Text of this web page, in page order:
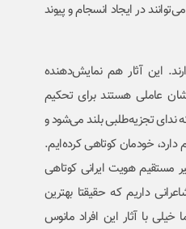
در ایجاد انسجام و پیوند
این آثار هم نمایش‌دهنده
عاملی هستند برای تحکیم
ندای تجزیه‌طلبی بلند می‌شود و
خودمان کوتاهی کرده‌ایم.
مستقیم هویت ایرانی کوتاهی
داریم که حقیقتا بهترین
با آثار این افراد مانوس